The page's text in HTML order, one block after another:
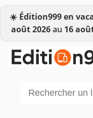
☀️ Édition999 en
août 2026au 16